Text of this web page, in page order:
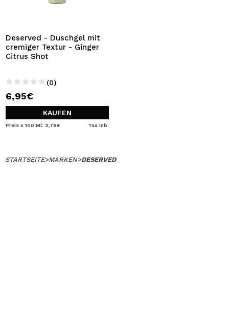
Deserved - Duschgel mit
cremiger Textur - Ginger
Citrus Shot
(0)
6,95€
KAUFEN
Preis x 100 Ml: 2,78€ Tax Inb.
STARTSEITE>MARKEN>DESERVED